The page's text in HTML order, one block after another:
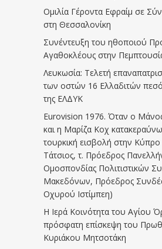
Ομιλία Γέροντα Εφραίμ σε
στη Θεσσαλονίκη
Συνέντευξη του ηθοποιού
Αγαθοκλέους στην
Λευκωσία: Τελετή
των οστών 16 Ελλαδιτών
της ΕΛΔΥΚ
Eurovision 1976. Όταν ο
και η Μαρίζα Κοχ
τουρκική εισβολή στην
Τάτσιος, τ. Πρόεδρος
Ομοσπονδίας Πολιτιστικών
Μακεδόνων, Πρόεδρος
Οχυρού Ιστίμπεη)
Η Ιερά Κοινότητα του Αγίου
πρόσφατη επίσκεψη του
Κυριάκου Μητσοτάκη